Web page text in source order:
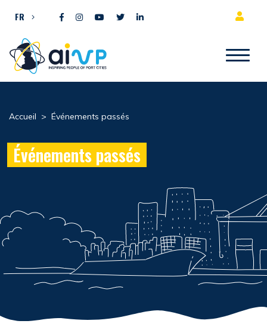
FR
Accueil > Événements passés
Événements passés